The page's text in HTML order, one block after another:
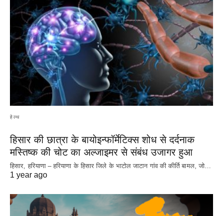
हेल्थ
हिसार की छात्रा के बायोइन्फॉर्मेटिक्स शोध से दर्दनाक
मस्तिष्क की चोट का अल्जाइमर से संबंध उजागर हुआ
हिसार, हरियाणा – हरियाणा के हिसार जिले के भाटोल जाटान गांव की कीर्ति बामल, जो…
1 year ago